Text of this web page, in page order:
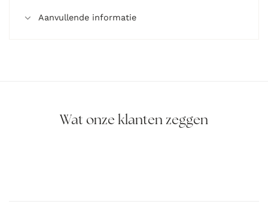
Aanvullende informatie
Wat onze klanten zeggen